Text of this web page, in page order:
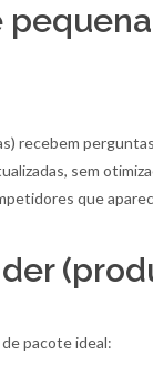
recebem
sem
que
pacote ideal: